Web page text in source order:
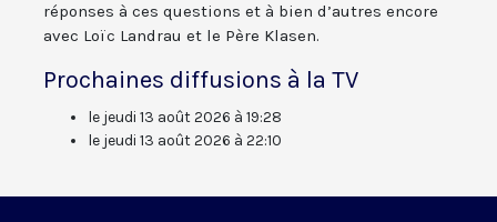
réponses à ces questions et à bien d’autres encore
avec Loïc Landrau et le Père Klasen.
Prochaines diffusions à la TV
le jeudi 13 août 2026 à 19:28
le jeudi 13 août 2026 à 22:10